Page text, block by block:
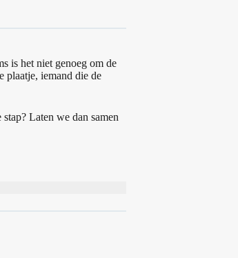
is het niet genoeg om de
plaatje, iemand die de
Laten we dan samen